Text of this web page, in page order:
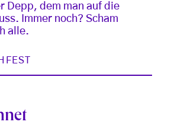
Depp, dem man auf die
Immer noch? Scham
alle.